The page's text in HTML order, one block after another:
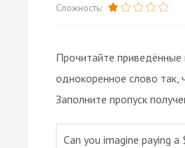
Сложность:
Прочитайте приведённые
однокоренное слово так,
Заполните пропуск
Can you imagine paying